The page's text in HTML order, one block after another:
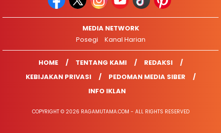
MEDIA NETWORK
Posegi
Kanal Harian
HOME TENTANG KAMI
REDAKSI
KEBIJAKAN PRIVASI
PEDOMAN MEDIA SIBER
INFO IKLAN
COPYRIGHT © 2026 RAGAMUTAMA.COM - ALL RIGHTS RESERVED